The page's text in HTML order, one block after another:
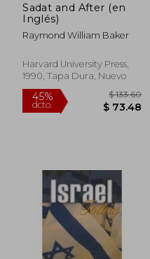
Sadat and After (en
Inglés)
Raymond William Baker
Harvard University Press,
1990, Tapa Dura, Nuevo